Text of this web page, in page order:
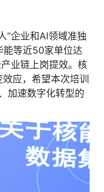
”企业和AI领域准独
能等近50家单位达
业链上岗提效。核
应，希望本次培训
加速数字化转型的